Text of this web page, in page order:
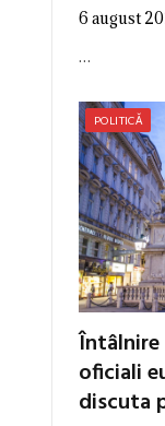
6 august
…
POLITICĂ
oficiali
discuta